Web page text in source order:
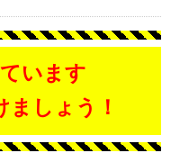
います
ましょう！